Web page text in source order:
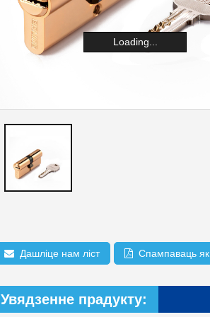
Loading...
Дашліце нам ліст Спампаваць
Увядзенне прадукту: